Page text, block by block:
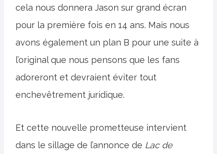
cela nous donnera Jason sur grand écran
pour la première fois en 14 ans. Mais nous
avons également un plan B pour une suite à
l’original que nous pensons que les fans
adoreront et devraient éviter tout
enchevêtrement juridique.
Et cette nouvelle prometteuse intervient
dans le sillage de l’annonce de Lac de